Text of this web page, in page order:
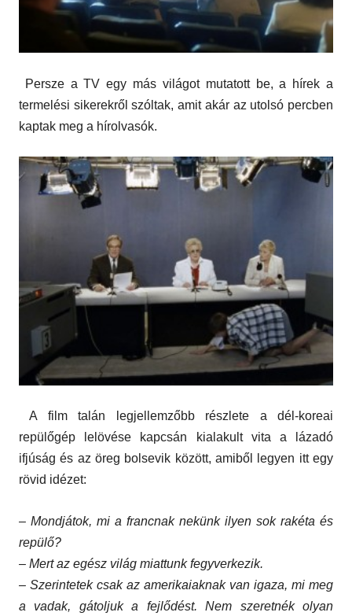
Persze a TV egy más világot mutatott be, a hírek a
termelési sikerekről szóltak, amit akár az utolsó percben
kaptak meg a hírolvasók.
A film talán legjellemzőbb részlete a dél-koreai
repülőgép lelövése kapcsán kialakult vita a lázadó
ifjúság és az öreg bolsevik között, amiből legyen itt egy
rövid idézet:
– Mondjátok, mi a francnak nekünk ilyen sok rakéta és
repülő?
– Mert az egész világ miattunk fegyverkezik.
– Szerintetek csak az amerikaiaknak van igaza, mi meg
a vadak, gátoljuk a fejlődést. Nem szeretnék olyan